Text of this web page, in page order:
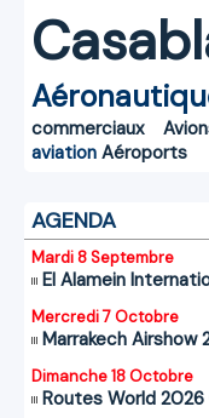
commerciaux
aviation Aéroports
AGENDA
Mardi 8 Septembre
El Alamein
Mercredi 7 Octobre
Marrakech Airshow
Dimanche 18 Octobre
Routes World